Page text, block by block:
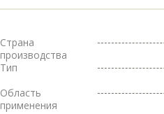
Страна
производства
Тип
Область
применения